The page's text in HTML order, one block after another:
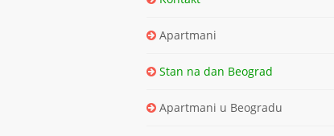
Apartmani
Stan na dan Beograd
Apartmani u Beogradu